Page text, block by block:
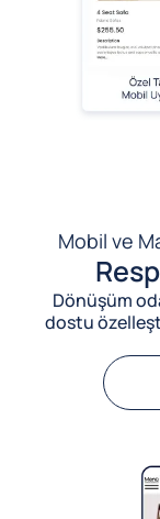
Mobil ve
Dönüşüm
dostu